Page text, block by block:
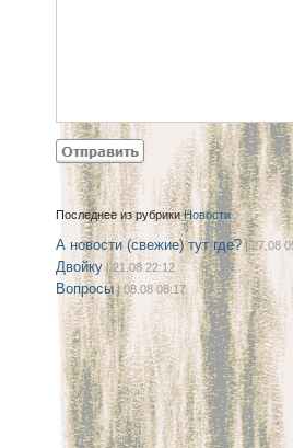
Последнее из рубрикиНовости
А новости (свежие) тут где?| 27.08
Двойку| 21.08 22:12
Вопросы| 08.08 08:17